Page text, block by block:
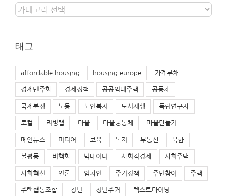
카
테
태그
affordable housing housing europe 가계부채
경제민주화 경제정책 공공임대주택 공동체
국제분쟁 노동 노인복지 도시재생 독립연구자
로컬 리빙랩 마을 마을공동체 마을만들기
메인뉴스 미디어 보육 복지 부동산 북한
불평등 비핵화 빅데이터 사회적경제 사회주택
사회혁신 언론 임차인 주거정책 주민참여 주택
주택협동조합 청년 청년주거 텍스트마이닝